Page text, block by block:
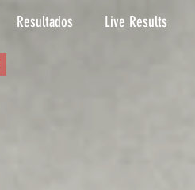
Resultados Live Results